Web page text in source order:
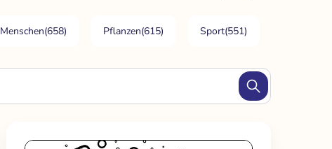
Menschen(658) Pflanzen(615) Sport(551)